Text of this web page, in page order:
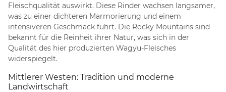
Fleischqualität auswirkt. Diese Rinder wachsen langsamer,
was zu einer dichteren Marmorierung und einem
intensiveren Geschmack führt. Die Rocky Mountains sind
bekannt für die Reinheit ihrer Natur, was sich in der
Qualität des hier produzierten Wagyu-Fleisches
widerspiegelt.
Mittlerer Westen: Tradition und moderne
Landwirtschaft